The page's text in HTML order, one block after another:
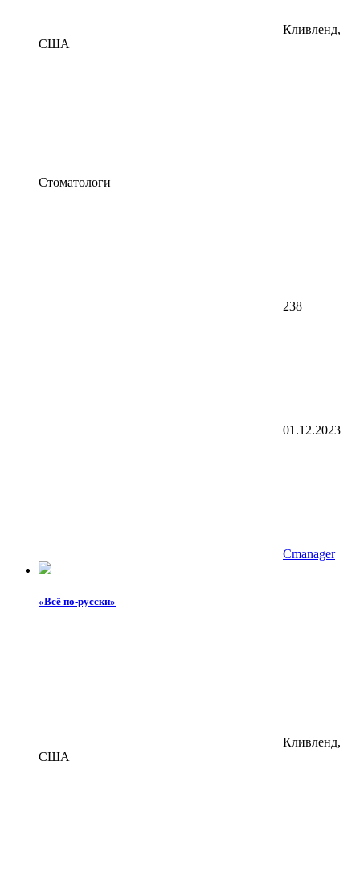
Кливленд,
США
Стоматологи
238
01.12.2023
Cmanager
«Всё по-русски»
Кливленд,
США